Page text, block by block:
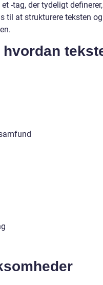
-tag, der tydeligt
til at strukturere teksten og